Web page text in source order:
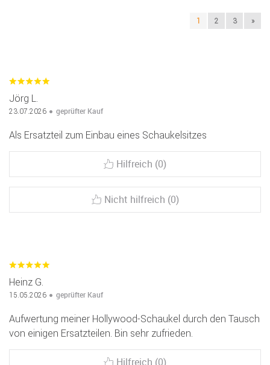
1 2 3 »
Jörg L.
23.07.2026 geprüfter Kauf
Als Ersatzteil zum Einbau eines Schaukelsitzes
Hilfreich (0)
Nicht hilfreich (0)
Heinz G.
15.05.2026 geprüfter Kauf
Aufwertung meiner Hollywood-Schaukel durch den Tausch
von einigen Ersatzteilen. Bin sehr zufrieden.
Hilfreich (0)